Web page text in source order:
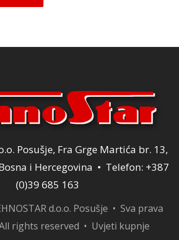
114,00 KM.
Posušje, Fra Grge Martića br. 13,
i Hercegovina • Telefon: +387
(0)39 685 163
d.o.o. Posušje • Sva prava
rights reserved • Uvjeti kupnje